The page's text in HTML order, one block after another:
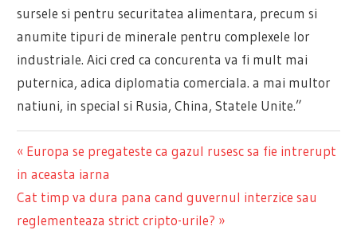
sursele si pentru securitatea alimentara, precum si
anumite tipuri de minerale pentru complexele lor
industriale. Aici cred ca concurenta va fi mult mai
puternica, adica diplomatia comerciala. a mai multor
natiuni, in special si Rusia, China, Statele Unite.”
Navigare
în
Previous
Post:
Europa se pregateste ca gazul rusesc sa fie intrerupt
in aceasta iarna
Next
Post:
Cat timp va dura pana cand guvernul interzice sau
reglementeaza strict cripto-urile?